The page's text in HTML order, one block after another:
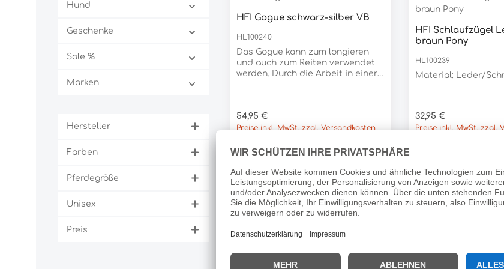
Hund
Geschenke
Sale %
Marken
Hersteller
Farben
Pferdegröße
Unisex
Preis
Longieren/Bodenarbeit Material:
Echtleder, Edelstahl Nahtfarbe:
silberfarben
Produkt Anzahl: Gib den
HFI Gogue schwarz-silber VB
HL100240
Das Gogue kann zum longieren
und auch zum Reiten verwendet
werden. Durch die Arbeit in einer
Hinterhand.Material: Leder
Regulärer Preis:
54,95 €
Preise inkl. MwSt. zzgl. Versandkosten
Produkt
HFI Schlaufzügel
braun Pony
HL100239
Material: Leder/
Regulärer Preis:
32,95 €
Preise inkl. MwSt. zzgl.
Ken Taur Vorderzeug Napoli
HL112496
kleiner
Ken Taur